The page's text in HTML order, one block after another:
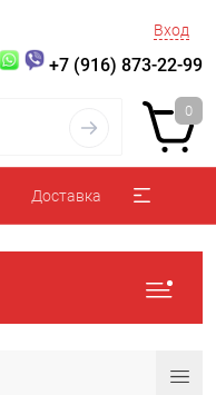
Вход
+7 (916) 873-22-99
0
Доставка